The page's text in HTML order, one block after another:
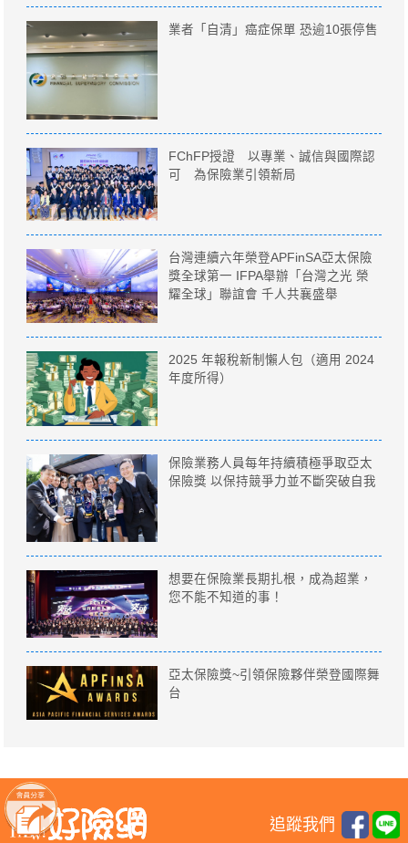
業者「自清」癌症保單 恐逾10張停售
FChFP授證 以專業、誠信與國際認
可 為保險業引領新局
台灣連續六年榮登APFinSA亞太保險
獎全球第一 IFPA舉辦「台灣之光 榮
耀全球」聯誼會 千人共襄盛舉
2025 年報稅新制懶人包（適用 2024
年度所得）
保險業務人員每年持續積極爭取亞太
保險獎 以保持競爭力並不斷突破自我
想要在保險業長期扎根，成為超業，
您不能不知道的事！
亞太保險獎~引領保險夥伴榮登國際舞
台
追蹤我們